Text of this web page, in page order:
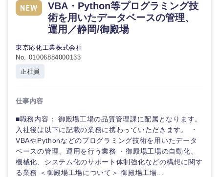
VBA・Python等プログラミング技
術を用いたデータベースの管理、
運用／静岡/御殿場
東京応化工業株式会社
No. 01006884000133
正社員
仕事内容
■職務内容： 御殿場工場の品質管理課に配属となります。
入社後は以下に記載の業務に携わっていただきます。 ・
VBAやPythonなどのプログラミング技術を用いたデータ
ベースの管理、運用を行う業務 ・御殿場工場の自動化、
機械化、システム化のサポート体制強化などの構想に関す
る業務 ＜御殿場工場について＞ 御殿場工場...